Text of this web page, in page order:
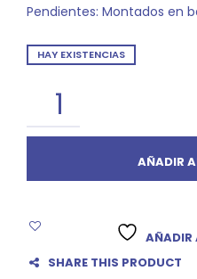
Pendientes: Montados en
HAY EXISTENCIAS
AÑADIR
AÑADIR
SHARE THIS PRODUCT